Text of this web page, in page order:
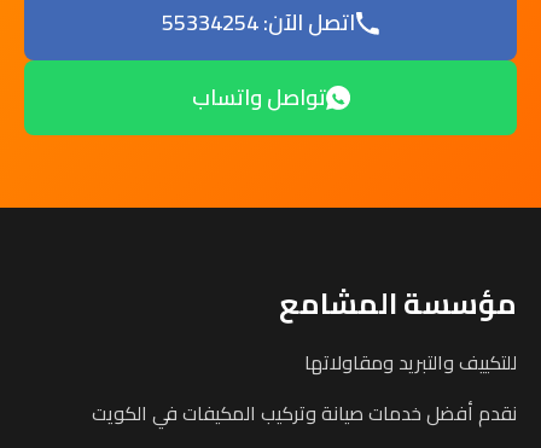
اتصل الآن: 55334254
تواصل واتساب
مؤسسة المشامع
للتكييف والتبريد ومقاولاتها
نقدم أفضل خدمات صيانة وتركيب المكيفات في الكويت